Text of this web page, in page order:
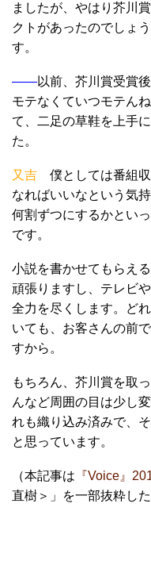
ましたが、やはり芥川
クトがあったのでしょ
す。
――以前、芥川賞受賞
モテなくていつモテん
て、二足の草鞋を上手
た。
又吉 僕としては番組
なればいいなという気
何割ずつにするかとい
です。
小説を書かせてもらえ
頑張りますし、テレビ
全力を尽くします。ど
いても、お客さんの前
すから。
もちろん、芥川賞を取
んなど周囲の目は少し
れも織り込み済みで、
と思っています。
（本記事は 『Voice』
直樹＞」を一部抜粋した